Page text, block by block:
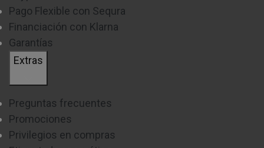
Pago Flexible con Sequra
Financiación con Klarna
Garantías
Extras
Preguntas frecuentes
Promociones
Privilegios en compras